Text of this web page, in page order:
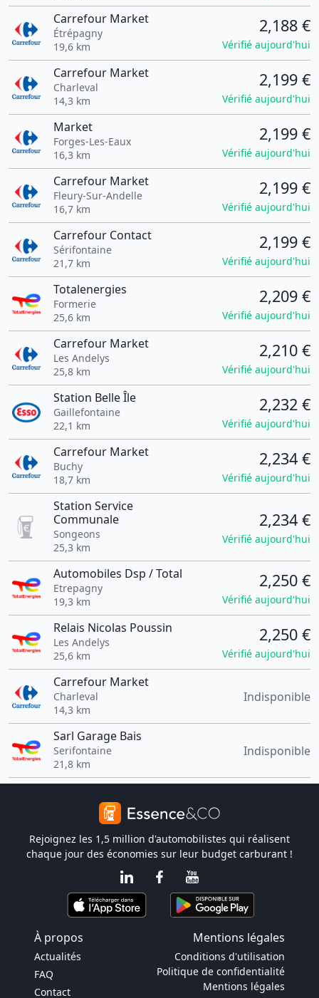
Carrefour Market
Étrépagny
19,6 km
2,188 €
Vérifié aujourd'hui
Carrefour Market
Charleval
14,3 km
2,199 €
Vérifié aujourd'hui
Market
Forges-Les-Eaux
16,3 km
2,199 €
Vérifié aujourd'hui
Carrefour Market
Fleury-Sur-Andelle
16,7 km
2,199 €
Vérifié aujourd'hui
Carrefour Contact
Sérifontaine
21,7 km
2,199 €
Vérifié aujourd'hui
Totalenergies
Formerie
25,6 km
2,209 €
Vérifié aujourd'hui
Carrefour Market
Les Andelys
25,8 km
2,210 €
Vérifié aujourd'hui
Station Belle Île
Gaillefontaine
22,1 km
2,232 €
Vérifié aujourd'hui
Carrefour Market
Buchy
18,7 km
2,234 €
Vérifié aujourd'hui
Station Service
Communale
Songeons
25,3 km
2,234 €
Vérifié aujourd'hui
Automobiles Dsp / Total
Etrepagny
19,3 km
2,250 €
Vérifié aujourd'hui
Relais Nicolas Poussin
Les Andelys
25,6 km
2,250 €
Vérifié aujourd'hui
Carrefour Market
Charleval
14,3 km
Indisponible
Sarl Garage Bais
Serifontaine
21,8 km
Indisponible
Rejoignez les 1,5 million d'automobilistes qui réalisent
chaque jour des économies sur leur budget carburant !
À propos Mentions légales
Actualités
FAQ
Contact
Conditions d'utilisation
Politique de confidentialité
Mentions légales